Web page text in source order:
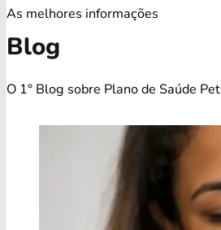
As melhores informações
Blog
O 1° Blog sobre Plano de Saúde Pet